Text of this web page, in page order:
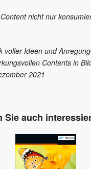
nicht nur
voller Ideen und
Contents in
2021
Sie auch